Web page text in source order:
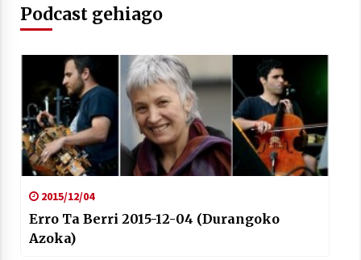
Berria egunkarian elkarrizketa
Arrosaren 20 urteez
2021/07/06
Hala Bedi irratiko Hizpidea saioan
Arrosaren 20 urteez
Podcast gehiago
2015/12/04
Erro Ta Berri 2015-12-04 (Durangoko
Azoka)